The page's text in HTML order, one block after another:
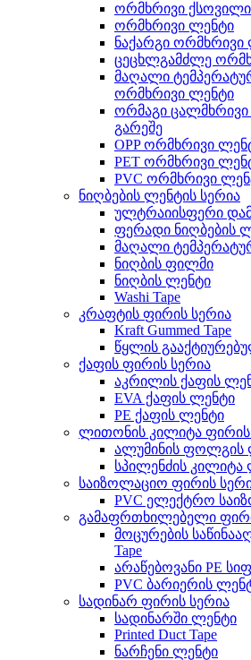
ორმხრივი
ორმხრივი ლენტი
ნაქარგი ორმხრივი
ცეცხლგამძლე
მაღალი
ორმხრივი ლენტი
ორმაგი ცალმხრივი
გარეშე
OPP ორმხრივი
PET ორმხრივი
PVC ორმხრივი
ნიღბების ლენტის სერია
ულტრაიისფერი
ფერადი ნიღბების
მაღალი
ნიღბის ფილმი
ნიღბის ლენტი
Washi Tape
კრაფტის ფირის სერია
Kraft Gummed Tape
წყლის
ქაფის ფირის სერია
აკრილის ქაფის
EVA ქაფის ლენტი
PE ქაფის ლენტი
ლითონის კილიტა ფირის
ალუმინის ფოლგის
სპილენძის კილიტა
საიზოლაციო ფირის
PVC ელექტრო
გამაფრთხილებელი
მოცურების
Tape
არაწებოვანი PE
PVC ბარიერის
სადინარ ფირის სერია
სადინარში ლენტი
Printed Duct Tape
ნარჩენი ლენტი